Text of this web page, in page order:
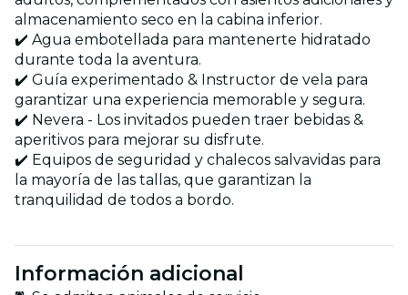
almacenamiento seco en la cabina inferior.
✔️ Agua embotellada para mantenerte hidratado
durante toda la aventura.
✔️ Guía experimentado & Instructor de vela para
garantizar una experiencia memorable y segura.
✔️ Nevera - Los invitados pueden traer bebidas &
aperitivos para mejorar su disfrute.
✔️ Equipos de seguridad y chalecos salvavidas para
la mayoría de las tallas, que garantizan la
tranquilidad de todos a bordo.
Información adicional